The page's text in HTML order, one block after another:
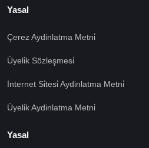
Yasal
Çerez Aydinlatma Metni̇
Üyeli̇k Sözleşmesi̇
İnternet Si̇tesi̇ Aydinlatma Metni̇
Üyeli̇k Aydinlatma Metni̇
Yasal